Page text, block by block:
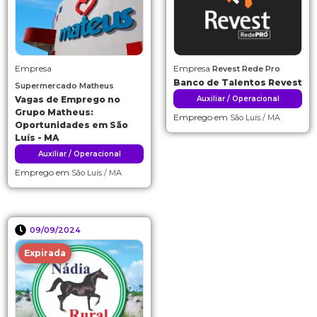
Empresa
Supermercado Matheus
Vagas de Emprego no
Grupo Matheus:
Oportunidades em São
Luís - MA
Auxiliar / Operacional
Emprego em São Luís / MA
Empresa Revest Rede Pro
Banco de Talentos Revest
Auxiliar / Operacional
Emprego em São Luís / MA
09/09/2024
Expirada